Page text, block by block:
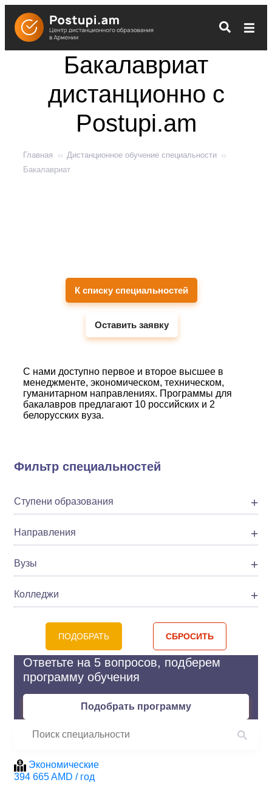
Бакалавриат
дистанционно с
Postupi.am
Главная
Дистанционное обучение специальности
Бакалавриат
К списку специальностей
Оставить заявку
С нами доступно первое и второе высшее в
менеджменте, экономическом, техническом,
гуманитарном направлениях. Программы для
бакалавров предлагают 10 российских и 2
белорусских вуза.
Фильтр специальностей
Ступени образования
Направления
Вузы
Колледжи
ПОДОБРАТЬ СБРОСИТЬ
Ответьте на 5 вопросов, подберем
программу обучения
Подобрать программу
Экономические
394 665 AMD / год